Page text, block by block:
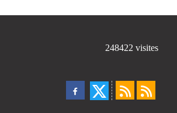
248422 visites